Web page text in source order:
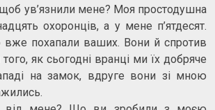
ув’язнили мене? Моя простодушна
охоронців, а у мене п’ятдесят.
похапали ваших. Вони й спротив
як сьогодні вранці ми їх добряче
на замок, вдруге вони зі мною